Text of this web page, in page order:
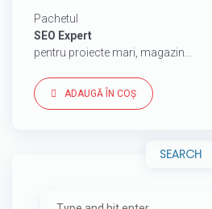
Pachetul
SEO Expert
pentru proiecte mari, magazin...
ADAUGĂ ÎN COȘ
SEARCH